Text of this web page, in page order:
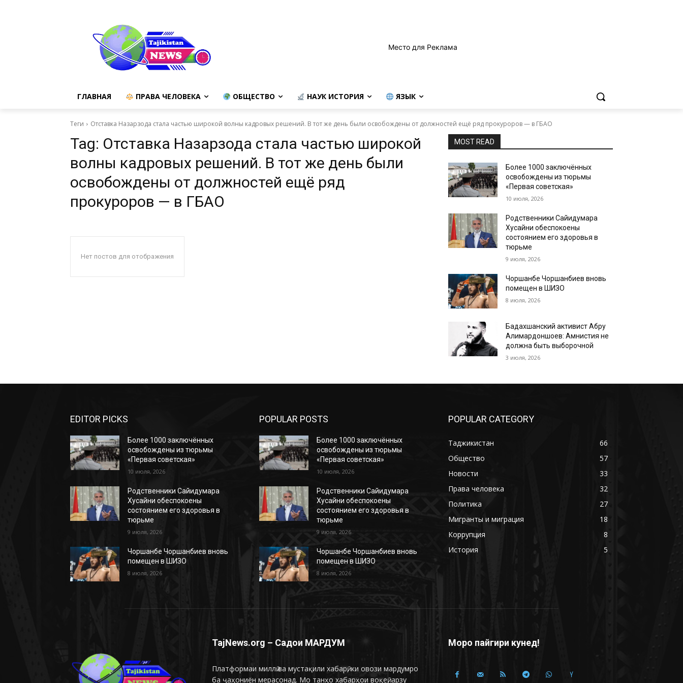
Место для Реклама
ГЛАВНАЯ ПРАВА ЧЕЛОВЕКА ОБЩЕСТВО НАУК ИСТОРИЯ ЯЗЫК
Теги Отставка Назарзода стала частью широкой волны кадровых решений. В тот же день были освобождены от должностей ещё ряд прокуроров — в ГБАО
Tag: Отставка Назарзода стала частью широкой
волны кадровых решений. В тот же день были
освобождены от должностей ещё ряд
прокуроров — в ГБАО
Нет постов для отображения
MOST READ
Более 1000 заключённых
освобождены из тюрьмы
«Первая советская»
10 июля, 2026
Родственники Сайидумара
Хусайни обеспокоены
состоянием его здоровья в
тюрьме
9 июля, 2026
Чоршанбе Чоршанбиев вновь
помещен в ШИЗО
8 июля, 2026
Бадахшанский активист Абру
Алимардоншоев: Амнистия не
должна быть выборочной
3 июля, 2026
EDITOR PICKS
Более 1000 заключённых
освобождены из тюрьмы
«Первая советская»
10 июля, 2026
Родственники Сайидумара
Хусайни обеспокоены
состоянием его здоровья в
тюрьме
9 июля, 2026
Чоршанбе Чоршанбиев вновь
помещен в ШИЗО
8 июля, 2026
POPULAR POSTS
Более 1000 заключённых
освобождены из тюрьмы
«Первая советская»
10 июля, 2026
Родственники Сайидумара
Хусайни обеспокоены
состоянием его здоровья в
тюрьме
9 июля, 2026
Чоршанбе Чоршанбиев вновь
помещен в ШИЗО
8 июля, 2026
POPULAR CATEGORY
Таджикистан
66
Общество
57
Новости
33
Права человека
32
Политика
27
Мигранты и миграция
18
Коррупция
8
История
5
TajNews.org – Садои МАРДУМ
Платформаи миллӣ ва мустақили хабарӣ, ки овози мардумро
ба ҷаҳониён мерасонад. Мо танҳо хабарҳои воқеӣ, арзу
Моро пайгири кунед!